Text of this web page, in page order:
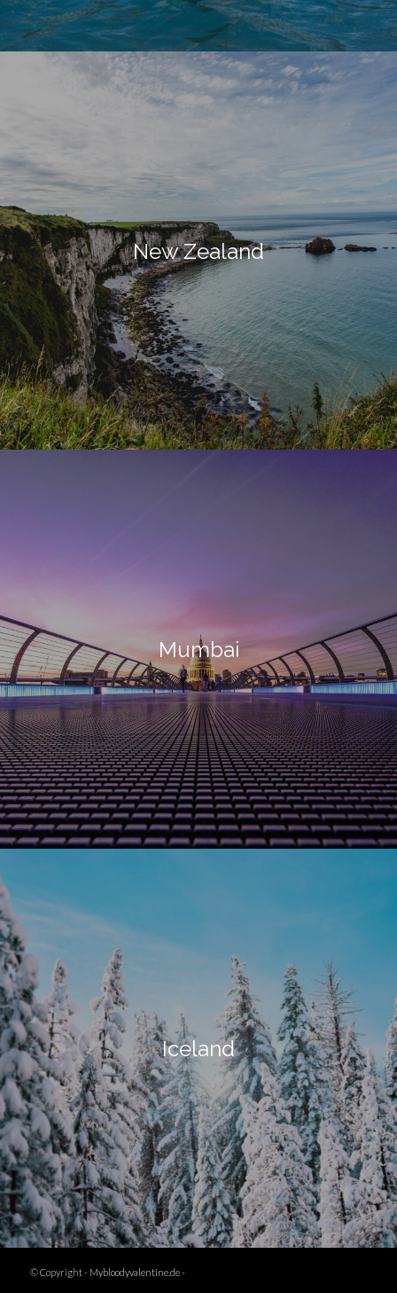
New Zealand
Mumbai
Iceland
© Copyright - Mybloodyvalentine.de-